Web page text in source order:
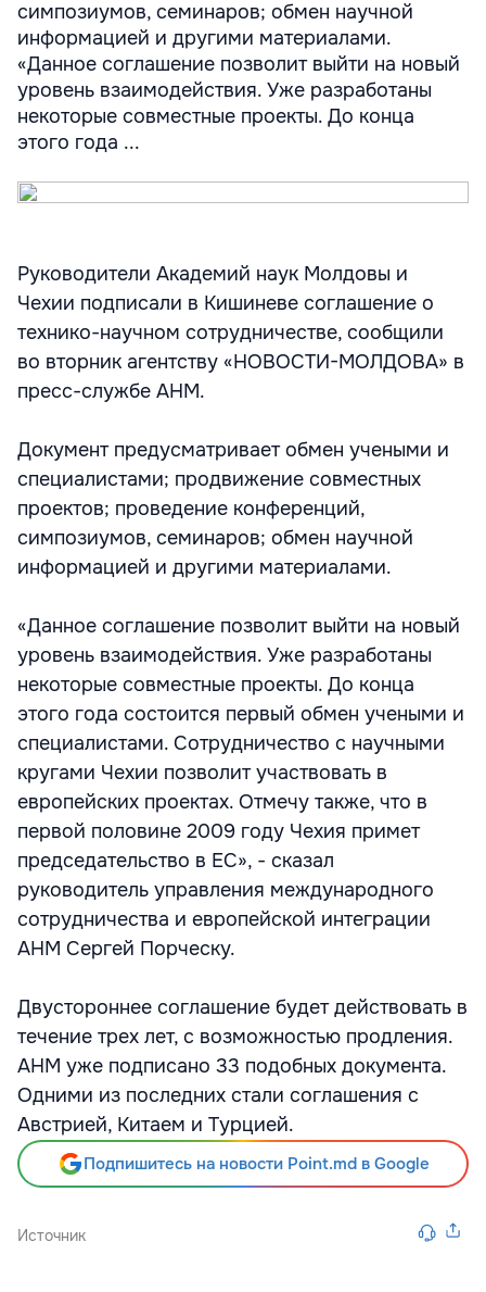
симпозиумов, семинаров; обмен научной
информацией и другими материалами.
«Данное соглашение позволит выйти на новый
уровень взаимодействия. Уже разработаны
некоторые совместные проекты. До конца
этого года ...
Руководители Академий наук Молдовы и
Чехии подписали в Кишиневе соглашение о
технико-научном сотрудничестве, сообщили
во вторник агентству «НОВОСТИ-МОЛДОВА» в
пресс-службе АНМ.
Документ предусматривает обмен учеными и
специалистами; продвижение совместных
проектов; проведение конференций,
симпозиумов, семинаров; обмен научной
информацией и другими материалами.
«Данное соглашение позволит выйти на новый
уровень взаимодействия. Уже разработаны
некоторые совместные проекты. До конца
этого года состоится первый обмен учеными и
специалистами. Сотрудничество с научными
кругами Чехии позволит участвовать в
европейских проектах. Отмечу также, что в
первой половине 2009 году Чехия примет
председательство в ЕС», - сказал
руководитель управления международного
сотрудничества и европейской интеграции
АНМ Сергей Порческу.
Двустороннее соглашение будет действовать в
течение трех лет, с возможностью продления.
АНМ уже подписано 33 подобных документа.
Одними из последних стали соглашения с
Австрией, Китаем и Турцией.
Подпишитесь на новости Point.md в Google
Источник